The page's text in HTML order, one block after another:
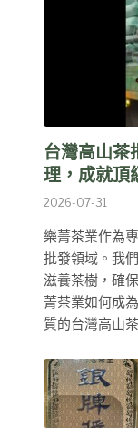
台灣高山茶
理，成就頂
2026-07-31
樂菁茶業作為
批發領域。我
滋養茶樹，確
菁茶業如何成
質的台灣高山茶